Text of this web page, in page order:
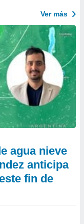
Ver más
agua nieve
anticipa
fin de